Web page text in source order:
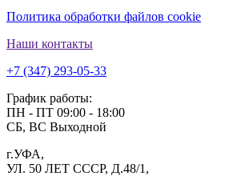
Политика обработки файлов cookie
Наши контакты
+7 (347) 293-05-33
График работы:
ПН - ПТ 09:00 - 18:00
СБ, ВС Выходной
г.УФА,
УЛ. 50 ЛЕТ СССР, Д.48/1,